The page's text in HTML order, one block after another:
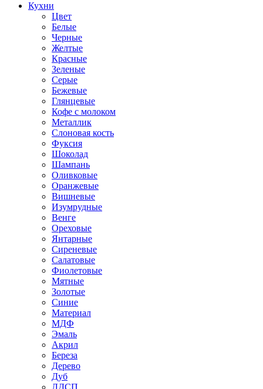
Кухни
Цвет
Белые
Черные
Желтые
Красные
Зеленые
Серые
Бежевые
Глянцевые
Кофе с молоком
Металлик
Слоновая кость
Фуксия
Шоколад
Шампань
Оливковые
Оранжевые
Вишневые
Изумрудные
Венге
Ореховые
Янтарные
Сиреневые
Салатовые
Фиолетовые
Мятные
Золотые
Синие
Материал
МДФ
Эмаль
Акрил
Береза
Дерево
Дуб
ЛДСП